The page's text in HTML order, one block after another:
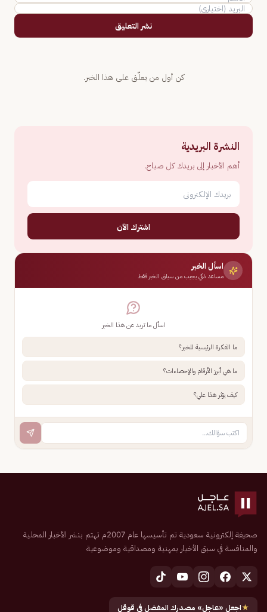
نشر التعليق
كن أول من يعلّق على هذا الخبر.
النشرة البريدية
أهم الأخبار إلى بريدك كل صباح.
اشترك الآن
اسأل الخبر
مساعد ذكي يجيب من سياق الخبر فقط
اسأل ما تريد عن هذا الخبر
ما الفكرة الرئيسية للخبر؟
ما هي أبرز الأرقام والإحصاءات؟
كيف يؤثر هذا علي؟
صحيفة إلكترونية سعودية تم تأسيسها عام 2007م تهتم بنشر الأخبار المحلية
والمنافسة في سبق الأخبار بمهنية ومصداقية وموضوعية
★اجعل «عاجل» مصدرك المفضل في قوقل